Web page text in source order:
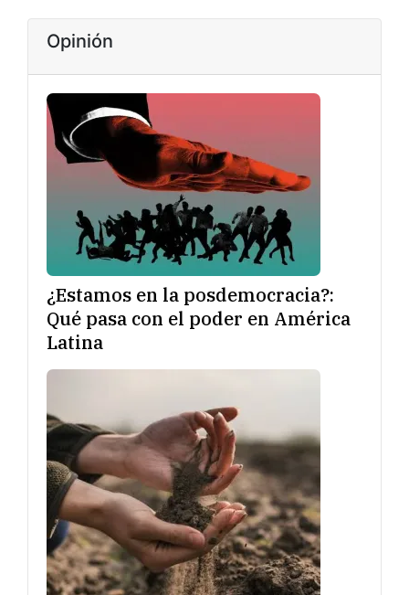
Opinión
¿Estamos en la posdemocracia?:
Qué pasa con el poder en América
Latina